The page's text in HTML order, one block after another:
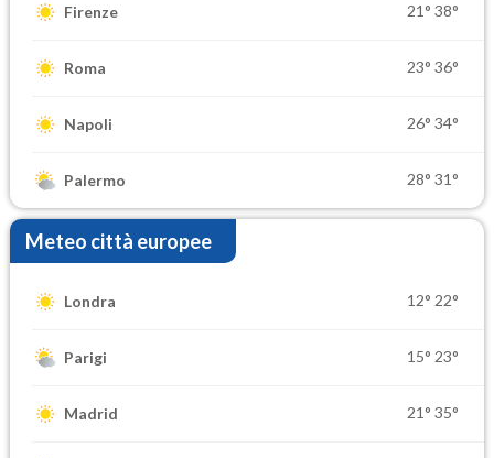
Firenze 21° 38°
Roma 23° 36°
Napoli 26° 34°
Palermo 28° 31°
Meteo città europee
Londra 12° 22°
Parigi 15° 23°
Madrid 21° 35°